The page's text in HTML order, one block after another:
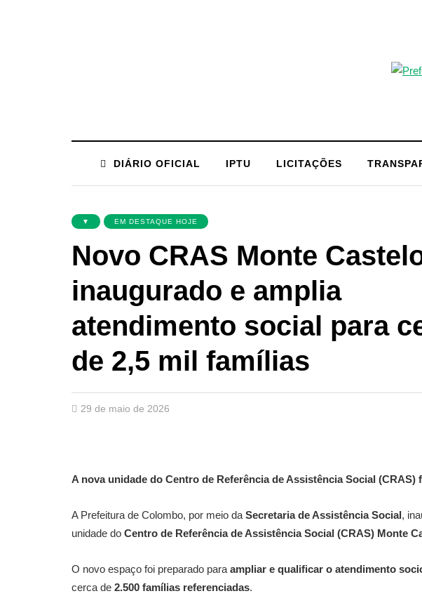
DIÁRIO OFICIAL IPTU LICITAÇÕES
▼ EM DESTAQUE HOJE
Novo CRAS Monte
inaugurado e amplia
atendimento social para
de 2,5 mil famílias
29 de maio de 2026
A nova unidade do Centro de Referência de Assistência Social (CRAS)
A Prefeitura de Colombo, por meio da Secretaria de Assistência Social,
unidade do Centro de Referência de Assistência Social (CRAS) Monte
O novo espaço foi preparado para ampliar e qualificar o atendimento
cerca de 2.500 famílias referenciadas.